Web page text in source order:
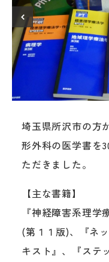
埼玉県所沢市の方
形外科の医学書を
ただきました。
【主な書籍】
『神経障害系理学
(第１１版)、『ネ
キスト』、『ステ